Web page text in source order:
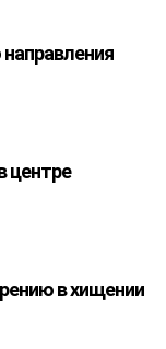
центре
в хищении